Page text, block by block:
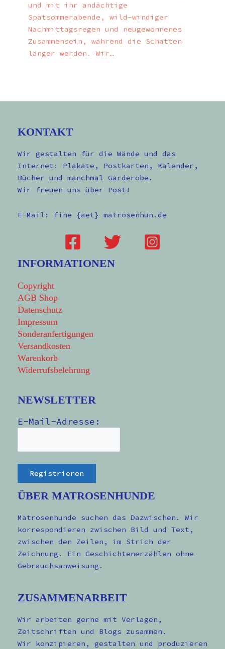
und mit ihr andächtige
Spätsommerabende, wild-windiger
Nachmittagsregen und neugewonnenes
Zusammensein, während die Schatten
länger werden. Wir…
KONTAKT
Wir gestalten für die Wände und das
Internet: Plakate, Postkarten, Kalender,
Bücher und manchmal Garderobe.
Wir freuen uns über Post!
E-Mail: fine {aet} matrosenhun.de
INFORMATIONEN
Copyright
AGB Shop
Datenschutz
Impressum
Sonderanfertigungen
Versandkosten
Warenkorb
Widerrufsbelehrung
NEWSLETTER
E-Mail-Adresse:
ÜBER MATROSENHUNDE
Matrosenhunde suchen das Dazwischen. Wir
korrespondieren zwischen Bild und Text,
zwischen den Zeilen, im Strich der
Zeichnung. Ein Geschichtenerzählen ohne
Gebrauchsanweisung.
ZUSAMMENARBEIT
Wir arbeiten gerne mit Verlagen,
Zeitschriften und Blogs zusammen.
Wir konzipieren, gestalten und produzieren